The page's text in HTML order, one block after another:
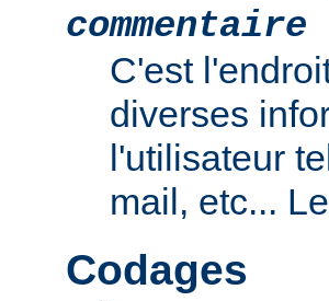
commentaire
C'est
diverses
l'utilisateur
mail, etc...
Codages